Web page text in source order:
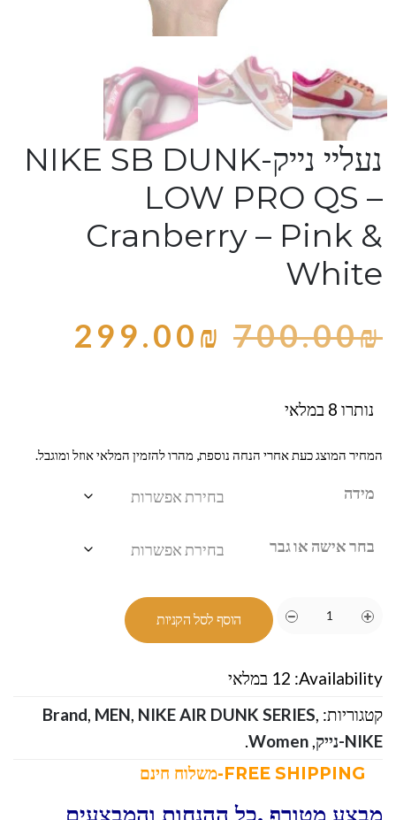
נעליי נייק-NIKE SB DUNK
LOW PRO QS –
Cranberry – Pink &
White
700.00₪
299.00₪
נותרו 8 במלאי
המחיר המוצג כעת אחרי הנחה נוספת, מהרו להזמין המלאי אוזל ומוגבל.
מידה
בחר אישה או גבר
הוסף לסל הקניות
Availability: 12 במלאי
קטגוריות:
Brand, MEN, NIKE AIR DUNK SERIES,
NIKE-נייק
,
Women
.